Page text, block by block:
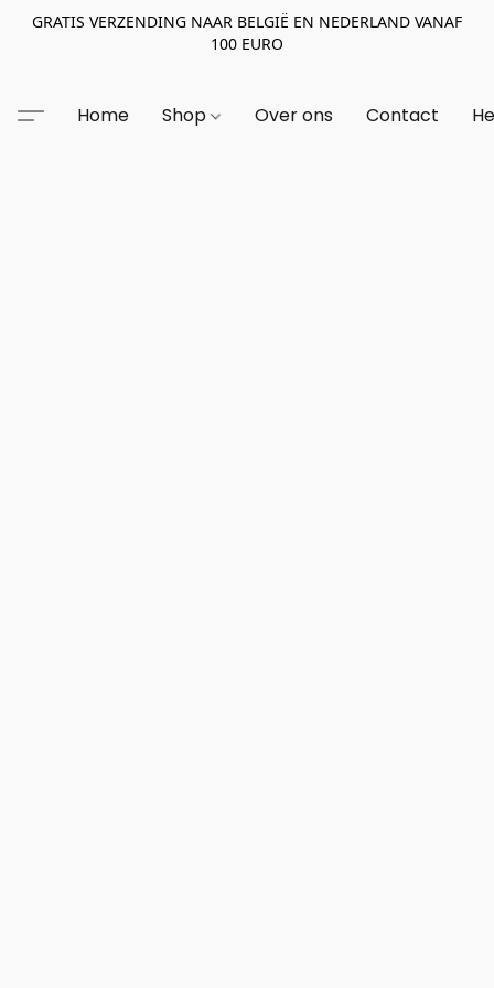
GRATIS VERZENDING NAAR BELGIË EN NEDERLAND VANAF
100 EURO
Home Shop Over ons Contact